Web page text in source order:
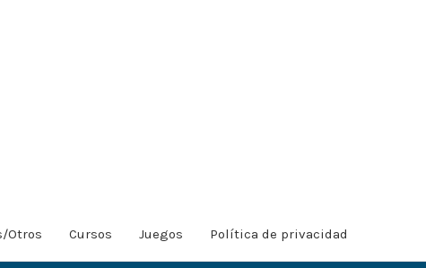
Otros Cursos Juegos Política de privacidad